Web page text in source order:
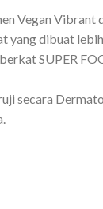
Vegan Vibrant
yang dibuat
SUPER
secara